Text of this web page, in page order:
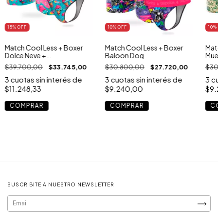
15% OFF
Match Cool Less + Boxer
Dolce Neve +
Aromatizador
$39.700,00 $33.745,00
3 cuotas sin interés de
$11.248,33
COMPRAR
10% OFF
Match Cool Less + Boxer
Baloon Dog
$30.800,00 $27.720,00
3 cuotas sin interés de
$9.240,00
COMPRAR
10%
3
SUSCRIBITE A NUESTRO NEWSLETTER